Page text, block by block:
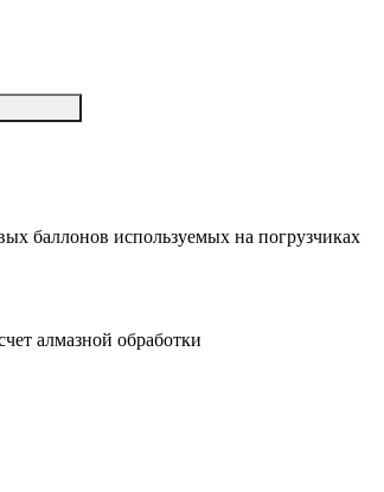
баллонов используемых на погрузчиках
алмазной обработки